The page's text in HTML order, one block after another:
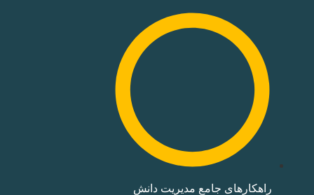
راهکارهای جامع مدیریت دانش